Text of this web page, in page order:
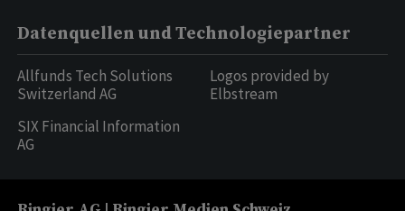
Datenquellen und Technologiepartner
Allfunds Tech Solutions
Switzerland AG
SIX Financial Information
AG
Logos provided by
Elbstream